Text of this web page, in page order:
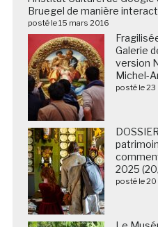
Bruegel de manière
posté le 15 mars 2016
Galerie
version
Michel-
posté le 23
2025
posté le